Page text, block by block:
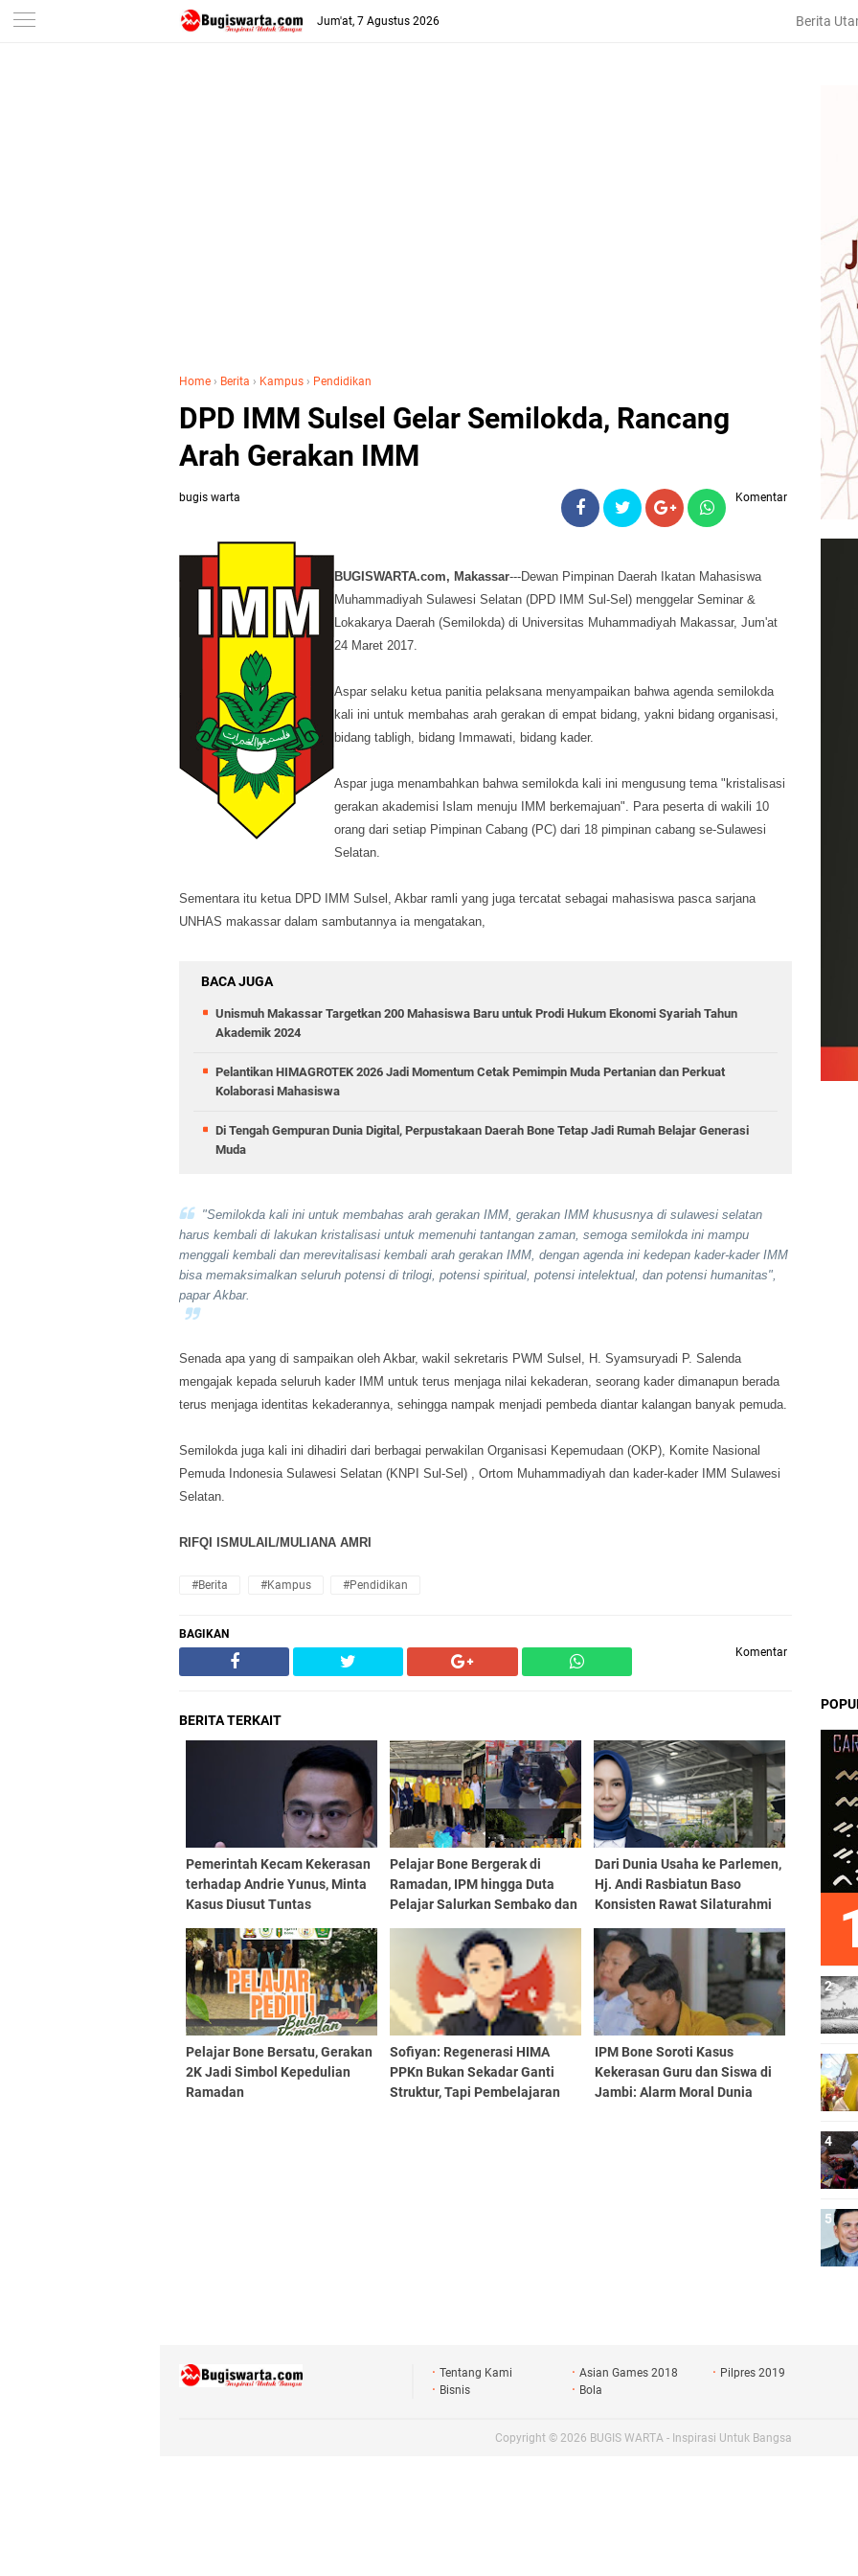
-->
Jum'at, 7 Agustus 2026 Berita
Home › Berita › Kampus › Pendidikan
DPD IMM Sulsel Gelar Semilokda, Rancang
Arah Gerakan IMM
bugis warta Komentar
BUGISWARTA.com, Makassar---Dewan Pimpinan Daerah Ikatan Mahasiswa
Muhammadiyah Sulawesi Selatan (DPD IMM Sul-Sel) menggelar Seminar &
Lokakarya Daerah (Semilokda) di Universitas Muhammadiyah Makassar, Jum'at
24 Maret 2017.
Aspar selaku ketua panitia pelaksana menyampaikan bahwa agenda semilokda
kali ini untuk membahas arah gerakan di empat bidang, yakni bidang organisasi,
bidang tabligh, bidang Immawati, bidang kader.
Aspar juga menambahkan bahwa semilokda kali ini mengusung tema "kristalisasi
gerakan akademisi Islam menuju IMM berkemajuan". Para peserta di wakili 10
orang dari setiap Pimpinan Cabang (PC) dari 18 pimpinan cabang se-Sulawesi
Selatan.
Sementara itu ketua DPD IMM Sulsel, Akbar ramli yang juga tercatat sebagai mahasiswa pasca sarjana
UNHAS makassar dalam sambutannya ia mengatakan,
BACA JUGA
Unismuh Makassar Targetkan 200 Mahasiswa Baru untuk Prodi Hukum Ekonomi Syariah Tahun
Akademik 2024
Pelantikan HIMAGROTEK 2026 Jadi Momentum Cetak Pemimpin Muda Pertanian dan Perkuat
Kolaborasi Mahasiswa
Di Tengah Gempuran Dunia Digital, Perpustakaan Daerah Bone Tetap Jadi Rumah Belajar Generasi
Muda
"Semilokda kali ini untuk membahas arah gerakan IMM, gerakan IMM khususnya di sulawesi selatan
harus kembali di lakukan kristalisasi untuk memenuhi tantangan zaman, semoga semilokda ini mampu
menggali kembali dan merevitalisasi kembali arah gerakan IMM, dengan agenda ini kedepan kader-kader IMM
bisa memaksimalkan seluruh potensi di trilogi, potensi spiritual, potensi intelektual, dan potensi humanitas",
papar Akbar.
Senada apa yang di sampaikan oleh Akbar, wakil sekretaris PWM Sulsel, H. Syamsuryadi P. Salenda
mengajak kepada seluruh kader IMM untuk terus menjaga nilai kekaderan, seorang kader dimanapun berada
terus menjaga identitas kekaderannya, sehingga nampak menjadi pembeda diantar kalangan banyak pemuda.
Semilokda juga kali ini dihadiri dari berbagai perwakilan Organisasi Kepemudaan (OKP), Komite Nasional
Pemuda Indonesia Sulawesi Selatan (KNPI Sul-Sel) , Ortom Muhammadiyah dan kader-kader IMM Sulawesi
Selatan.
RIFQI ISMULAIL/MULIANA AMRI
#Berita #Kampus #Pendidikan
BAGIKAN
Komentar
BERITA TERKAIT
Pemerintah Kecam Kekerasan
terhadap Andrie Yunus, Minta
Kasus Diusut Tuntas
Pelajar Bone Bergerak di
Ramadan, IPM hingga Duta
Pelajar Salurkan Sembako dan
Dari Dunia Usaha ke Parlemen,
Hj. Andi Rasbiatun Baso
Konsisten Rawat Silaturahmi
Pelajar Bone Bersatu, Gerakan
2K Jadi Simbol Kepedulian
Ramadan
Sofiyan: Regenerasi HIMA
PPKn Bukan Sekadar Ganti
Struktur, Tapi Pembelajaran
IPM Bone Soroti Kasus
Kekerasan Guru dan Siswa di
Jambi: Alarm Moral Dunia
Tentang Kami Asian Games 2018
Pilpres 2019
Bisnis
Bola
Copyright © 2026 BUGIS WARTA - Inspirasi Untuk Bangsa